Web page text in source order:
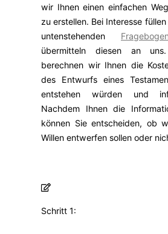
wir Ihnen einen einfachen
zu erstellen. Bei Interesse
untenstehenden
übermitteln diesen an uns.
berechnen wir Ihnen die
des Entwurfs eines
entstehen würden und
Nachdem Ihnen die
können Sie entscheiden, ob
Willen entwerfen sollen oder
Schritt 1: